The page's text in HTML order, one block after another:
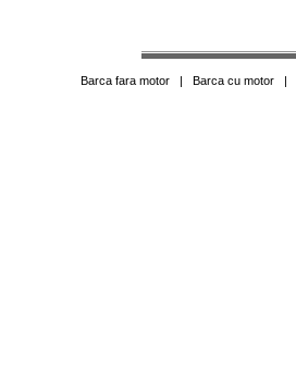
Barca fara motor| Barca cu motor|